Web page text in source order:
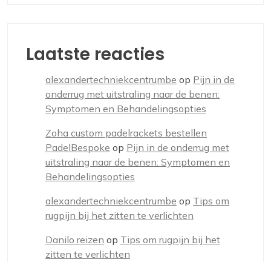
Laatste reacties
alexandertechniekcentrumbe op Pijn in de
onderrug met uitstraling naar de benen:
Symptomen en Behandelingsopties
Zoha custom padelrackets bestellen
PadelBespoke op Pijn in de onderrug met
uitstraling naar de benen: Symptomen en
Behandelingsopties
alexandertechniekcentrumbe op Tips om
rugpijn bij het zitten te verlichten
Danilo reizen op Tips om rugpijn bij het
zitten te verlichten